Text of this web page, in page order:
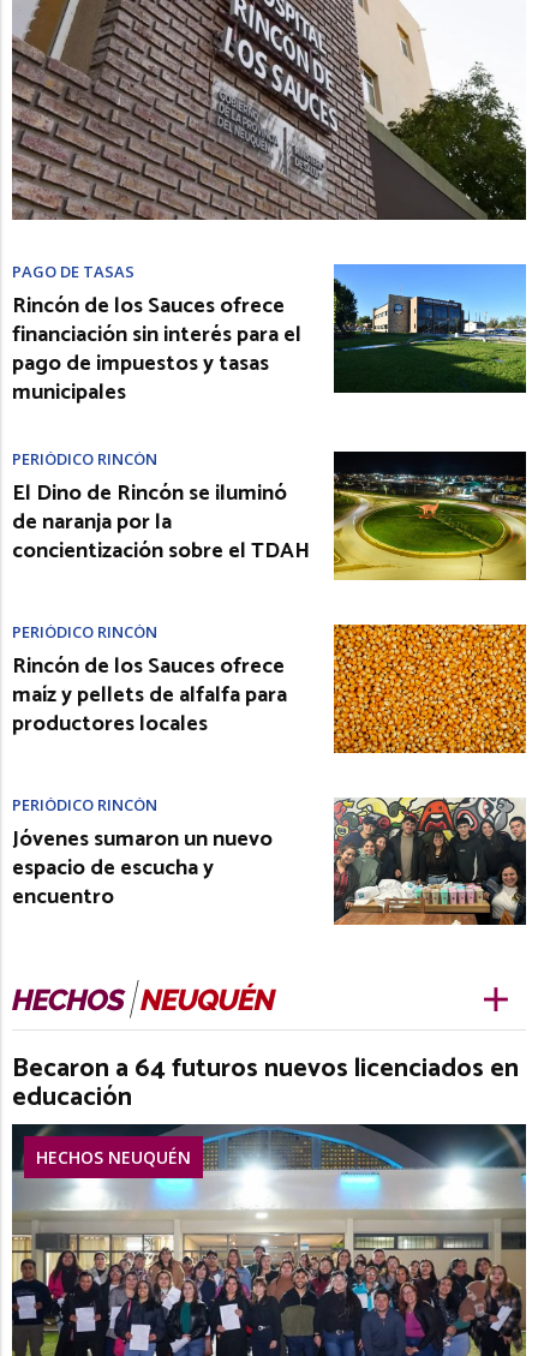
PAGO DE TASAS
Rincón de los Sauces ofrece
financiación sin interés para el
pago de impuestos y tasas
municipales
PERIÓDICO RINCÓN
El Dino de Rincón se iluminó
de naranja por la
concientización sobre el TDAH
PERIÓDICO RINCÓN
Rincón de los Sauces ofrece
maíz y pellets de alfalfa para
productores locales
PERIÓDICO RINCÓN
Jóvenes sumaron un nuevo
espacio de escucha y
encuentro
Becaron a 64 futuros nuevos licenciados en
educación
HECHOS NEUQUÉN